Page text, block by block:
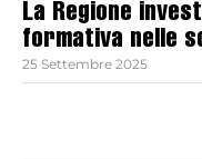
La Regione
formativa nelle
25 Settembre 2025